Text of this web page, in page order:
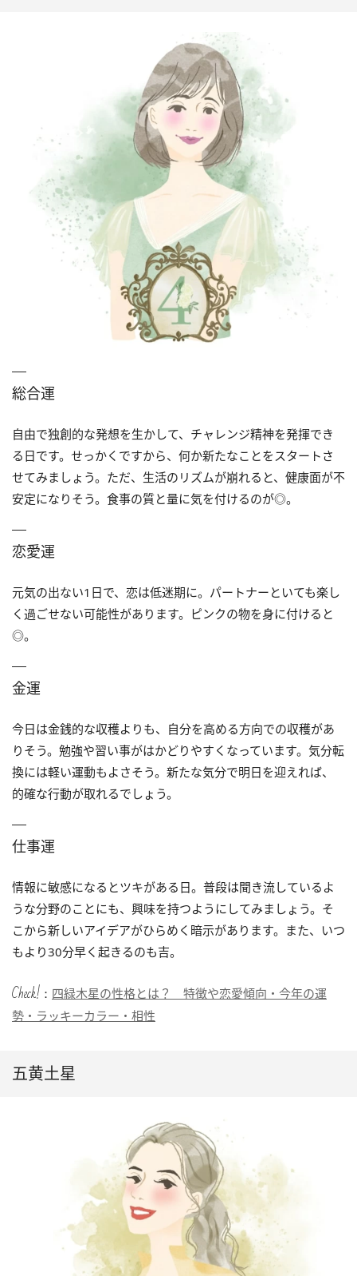
総合運
自由で独創的な発想を生かして、チャレンジ精神を発揮でき
る日です。せっかくですから、何か新たなことをスタートさ
せてみましょう。ただ、生活のリズムが崩れると、健康面が不
安定になりそう。食事の質と量に気を付けるのが◎。
恋愛運
元気の出ない1日で、恋は低迷期に。パートナーといても楽し
く過ごせない可能性があります。ピンクの物を身に付けると
◎。
金運
今日は金銭的な収穫よりも、自分を高める方向での収穫があ
りそう。勉強や習い事がはかどりやすくなっています。気分転
換には軽い運動もよさそう。新たな気分で明日を迎えれば、
的確な行動が取れるでしょう。
仕事運
情報に敏感になるとツキがある日。普段は聞き流しているよ
うな分野のことにも、興味を持つようにしてみましょう。そ
こから新しいアイデアがひらめく暗示があります。また、いつ
もより30分早く起きるのも吉。
Check!： 四緑木星の性格とは？ 特徴や恋愛傾向・今年の運
勢・ラッキーカラー・相性
五黄土星